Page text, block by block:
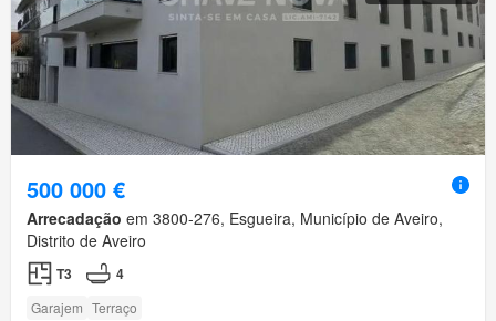
500 000 €
Arrecadação em 3800-276, Esgueira, Município de Aveiro,
Distrito de Aveiro
T3 4
Garajem Terraço